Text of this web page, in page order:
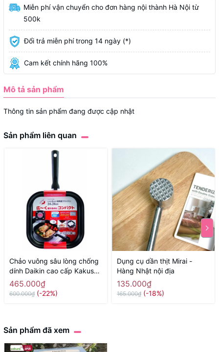
Miễn phí vận chuyển cho đơn hàng nội thành Hà Nội từ
500k
Đổi trả miễn phí trong 14 ngày (*)
Cam kết chính hãng 100%
Mô tả sản phẩm
Thông tin sản phẩm đang được cập nhật
Sản phẩm liên quan
Chảo vuông sâu lòng chống
dính Daikin cao cấp Kakusee
- size 24cm, màu đỏ - Hàng
Nhật nội địaa
465.000₫
600.000₫ (-22%)
Dụng cụ dần thịt Mirai -
Hàng Nhật nội địa
135.000₫
165.000₫ (-18%)
Sản phẩm đã xem